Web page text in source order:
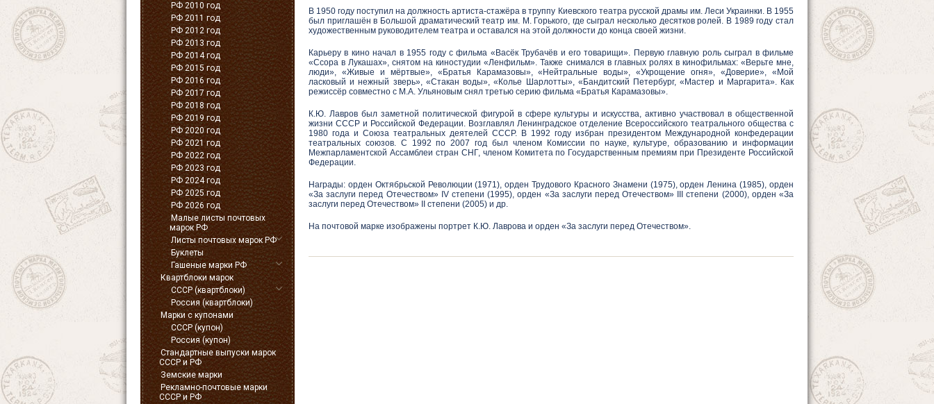
РФ 2010 год
РФ 2011 год
РФ 2012 год
РФ 2013 год
РФ 2014 год
РФ 2015 год
РФ 2016 год
РФ 2017 год
РФ 2018 год
РФ 2019 год
РФ 2020 год
РФ 2021 год
РФ 2022 год
РФ 2023 год
РФ 2024 год
РФ 2025 год
РФ 2026 год
Малые листы почтовых
марок РФ
Листы почтовых марок РФ
Буклеты
Гашеные марки РФ
Квартблоки марок
СССР (квартблоки)
Россия (квартблоки)
Марки с купонами
СССР (купон)
Россия (купон)
Стандартные выпуски марок
СССР и РФ
Земские марки
Рекламно-почтовые марки
СССР и РФ
В 1950 году поступил на должность артиста-стажёра в труппу Киевского театра русской драмы им. Леси Украинки. В 1955
был приглашён в Большой драматический театр им. М. Горького, где сыграл несколько десятков ролей. В 1989 году стал
художественным руководителем театра и оставался на этой должности до конца своей жизни.
Карьеру в кино начал в 1955 году с фильма «Васёк Трубачёв и его товарищи». Первую главную роль сыграл в фильме
«Ссора в Лукашах», снятом на киностудии «Ленфильм». Также снимался в главных ролях в кинофильмах: «Верьте мне,
люди», «Живые и мёртвые», «Братья Карамазовы», «Нейтральные воды», «Укрощение огня», «Доверие», «Мой
ласковый и нежный зверь», «Стакан воды», «Колье Шарлотты», «Бандитский Петербург, «Мастер и Маргарита». Как
режиссёр совместно с М.А. Ульяновым снял третью серию фильма «Братья Карамазовы».
К.Ю. Лавров был заметной политической фигурой в сфере культуры и искусства, активно участвовал в общественной
жизни СССР и Российской Федерации. Возглавлял Ленинградское отделение Всероссийского театрального общества с
1980 года и Союза театральных деятелей СССР. В 1992 году избран президентом Международной конфедерации
театральных союзов. С 1992 по 2007 год был членом Комиссии по науке, культуре, образованию и информации
Межпарламентской Ассамблеи стран СНГ, членом Комитета по Государственным премиям при Президенте Российской
Федерации.
Награды: орден Октябрьской Революции (1971), орден Трудового Красного Знамени (1975), орден Ленина (1985), орден
«За заслуги перед Отечеством» IV степени (1995), орден «За заслуги перед Отечеством» III степени (2000), орден «За
заслуги перед Отечеством» II степени (2005) и др.
На почтовой марке изображены портрет К.Ю. Лаврова и орден «За заслуги перед Отечеством».